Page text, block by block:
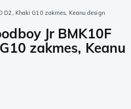
D2, Khaki G10 zakmes, Keanu design
Jr BMK10F
zakmes, Keanu